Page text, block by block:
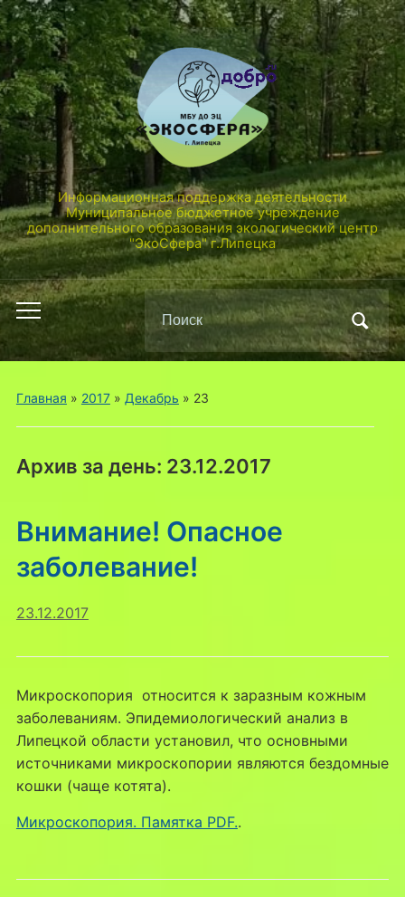
Информационная поддержка деятельности
Муниципальное бюджетное учреждение
дополнительного образования экологический центр
"ЭкоСфера" г.Липецка
Переключить
мобильное
меню
Поиск
по:
Главная » 2017» Декабрь » 23
Архив за день: 23.12.2017
Внимание! Опасное
заболевание!
23.12.2017
Микроскопория относится к заразным кожным
заболеваниям. Эпидемиологический анализ в
Липецкой области установил, что основными
источниками микроскопории являются бездомные
кошки (чаще котята).
Микроскопория. Памятка PDF..